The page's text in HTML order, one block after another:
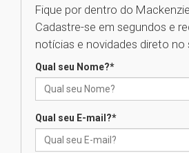
na educação
escola
04.08.2026
docentes
Fique por dentro do
Cadastre-se em segundos e
notícias e novidades direto no
Qual seu Nome?*
Qual seu E-mail?*